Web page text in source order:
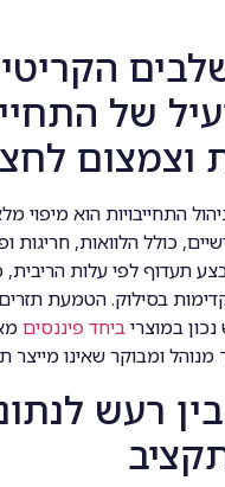
של
וצמצום
התחייבויות הוא מיפוי
כולל הלוואות, חריגות
תעדוף לפי עלות הריבית,
בסילוק. הטמעת
במוצריביחד פיננסים
ומבוקר שאינו מייצר
רעש